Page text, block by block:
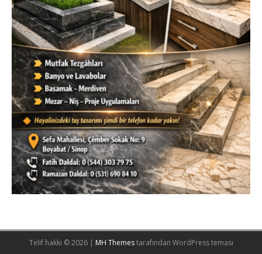
Telif hakkı © 2026 | MH Themestarafından WordPress teması